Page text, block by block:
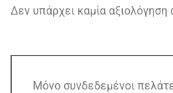
Δεν υπάρχει καμία αξιολόγηση
Μόνο συνδεδεμένοι